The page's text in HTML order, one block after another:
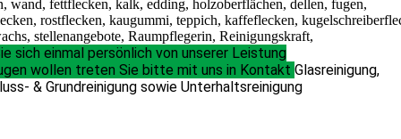
sich einmal persönlich von unserer Leistung
wollen treten Sie bitte mit uns in Kontakt Glasreinigung,
& Grundreinigung sowie Unterhaltsreinigung